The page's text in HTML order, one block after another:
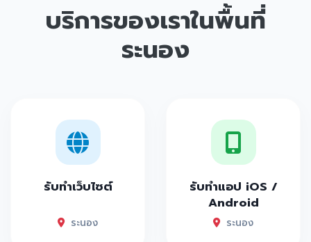
บริการของเราในพื้นที่
ระนอง
รับทำเว็บไซต์
ระนอง
รับทำแอป iOS /
Android
ระนอง